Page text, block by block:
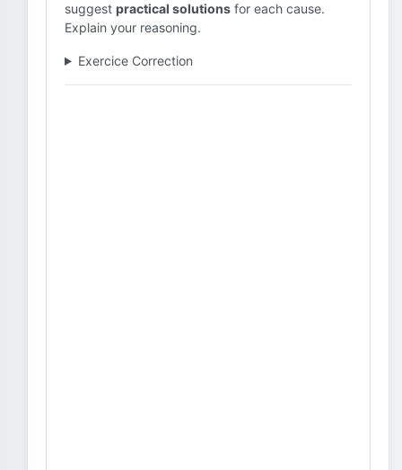
suggest practical solutions for each cause.
Explain your reasoning.
Exercice Correction